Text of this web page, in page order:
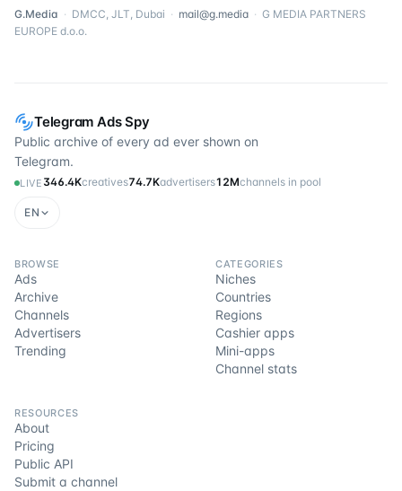
Telegram Ads Spy
Public archive of every ad ever shown on
Telegram.
LIVE 346.4Kcreatives74.7Kadvertisers12Mchannels in pool
EN
BROWSE
Ads
Archive
Channels
Advertisers
Trending
CATEGORIES
Niches
Countries
Regions
Cashier apps
Mini-apps
Channel stats
RESOURCES
About
Pricing
Public API
Submit a channel
G.Media · DMCC, JLT, Dubai · mail@g.media · G MEDIA PARTNERS
EUROPE d.o.o.